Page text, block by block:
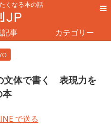
くなる本の話
記事 カテゴリー
文体で書く 表現力を
本